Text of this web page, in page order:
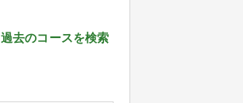
過去のコースを検索